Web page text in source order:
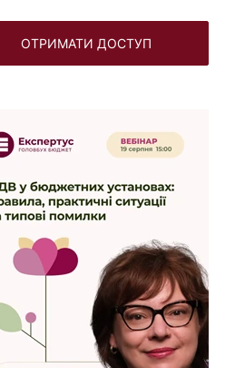
ОТРИМАТИ ДОСТУП